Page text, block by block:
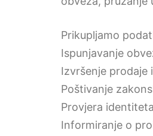
Prikupljamo
Ispunjavanje
Izvršenje prodaje
Poštivanje
Provjera
Informiranje o